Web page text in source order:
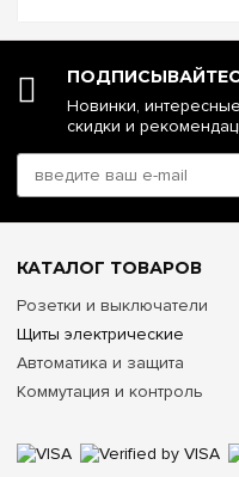
Новинки,
скидки и
КАТАЛОГ ТОВАРОВ
Розетки и выключатели
Щиты электрические
Автоматика и защита
Коммутация и контроль